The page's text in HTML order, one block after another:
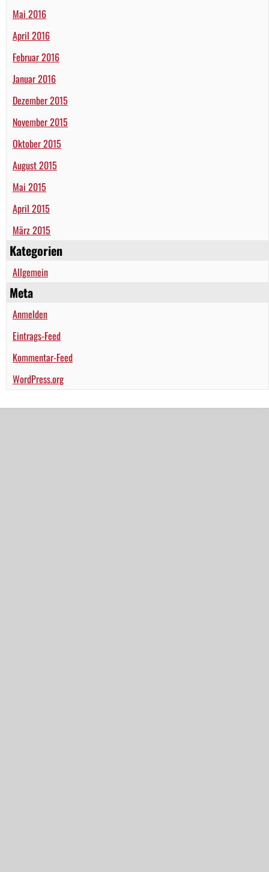
Mai 2016
April 2016
Februar 2016
Januar 2016
Dezember 2015
November 2015
Oktober 2015
August 2015
Mai 2015
April 2015
März 2015
Kategorien
Allgemein
Meta
Anmelden
Eintrags-Feed
Kommentar-Feed
WordPress.org